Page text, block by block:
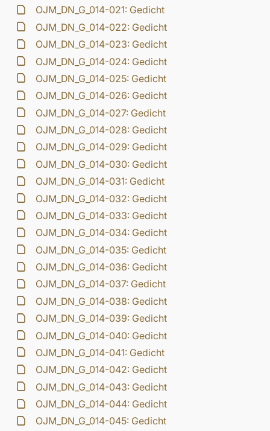
OJM_DN_G_014-021: Gedicht
OJM_DN_G_014-022: Gedicht
OJM_DN_G_014-023: Gedicht
OJM_DN_G_014-024: Gedicht
OJM_DN_G_014-025: Gedicht
OJM_DN_G_014-026: Gedicht
OJM_DN_G_014-027: Gedicht
OJM_DN_G_014-028: Gedicht
OJM_DN_G_014-029: Gedicht
OJM_DN_G_014-030: Gedicht
OJM_DN_G_014-031: Gedicht
OJM_DN_G_014-032: Gedicht
OJM_DN_G_014-033: Gedicht
OJM_DN_G_014-034: Gedicht
OJM_DN_G_014-035: Gedicht
OJM_DN_G_014-036: Gedicht
OJM_DN_G_014-037: Gedicht
OJM_DN_G_014-038: Gedicht
OJM_DN_G_014-039: Gedicht
OJM_DN_G_014-040: Gedicht
OJM_DN_G_014-041: Gedicht
OJM_DN_G_014-042: Gedicht
OJM_DN_G_014-043: Gedicht
OJM_DN_G_014-044: Gedicht
OJM_DN_G_014-045: Gedicht